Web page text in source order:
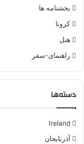
بخشنامه ها
کرونا
هتل
راهنمای-سفر
دسته‌ها
Ireland
آذربایجان